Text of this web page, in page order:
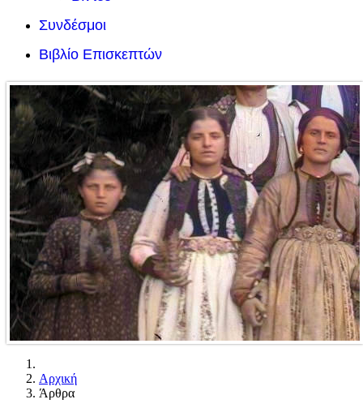
Συνδέσμοι
Βιβλίο Επισκεπτών
Αρχική
Άρθρα